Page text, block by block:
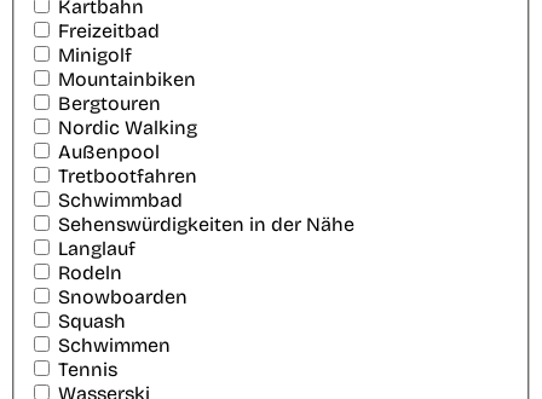
Kartbahn
Freizeitbad
Minigolf
Mountainbiken
Bergtouren
Nordic Walking
Außenpool
Tretbootfahren
Schwimmbad
Sehenswürdigkeiten in der Nähe
Langlauf
Rodeln
Snowboarden
Squash
Schwimmen
Tennis
Wasserski